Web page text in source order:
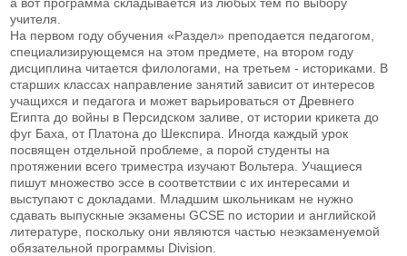
учителя.
На первом году обучения «Раздел» преподается педагогом,
специализирующемся на этом предмете, на втором году
дисциплина читается филологами, на третьем - историками. В
старших классах направление занятий зависит от интересов
учащихся и педагога и может варьироваться от Древнего
Египта до войны в Персидском заливе, от истории крикета до
фуг Баха, от Платона до Шекспира. Иногда каждый урок
посвящен отдельной проблеме, а порой студенты на
протяжении всего триместра изучают Вольтера. Учащиеся
пишут множество эссе в соответствии с их интересами и
выступают с докладами. Младшим школьникам не нужно
сдавать выпускные экзамены GCSE по истории и английской
литературе, поскольку они являются частью неэкзаменуемой
обязательной программы Division.